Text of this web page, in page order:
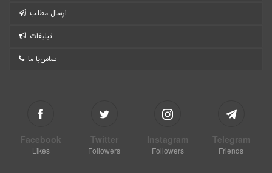
ارسال مطلب
تبلیغات
تماس‌با ما
Facebook
Likes
Twitter
Followers
Instagram
Followers
Telegram
Friends